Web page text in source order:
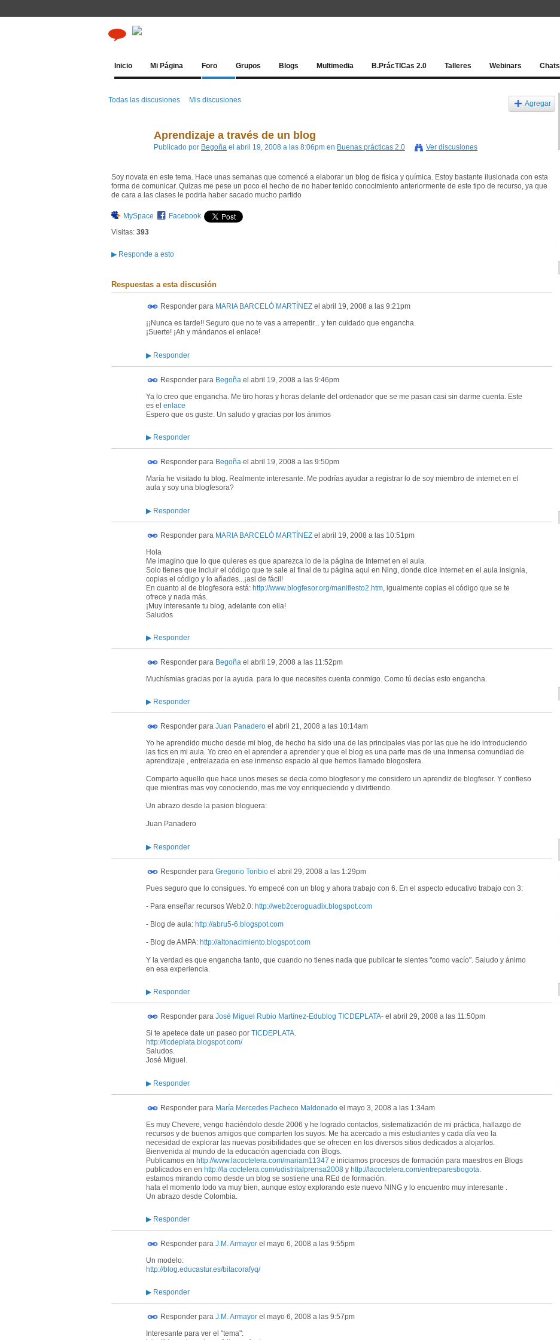
Inicio Mi Página Foro Grupos Blogs Multimedia B.PrácTICas 2.0 Talleres Webinars Chats
Todas las discusiones Mis discusiones Agregar
Aprendizaje a través de un blog
Publicado por Begoña el abril 19, 2008 a las 8:06pm en Buenas prácticas 2.0 Ver discusiones
Soy novata en este tema. Hace unas semanas que comencé a elaborar un blog de física y química. Estoy bastante ilusionada con esta
forma de comunicar. Quizas me pese un poco el hecho de no haber tenido conocimiento anteriormente de este tipo de recurso, ya que
de cara a las clases le podria haber sacado mucho partido
MySpace
Facebook
Visitas: 393
▶ Responde a esto
Respuestas a esta discusión
Responder para MARIA BARCELÓ MARTÍNEZ el abril 19, 2008 a las 9:21pm
¡¡Nunca es tarde!! Seguro que no te vas a arrepentir... y ten cuidado que engancha.
¡Suerte! ¡Ah y mándanos el enlace!
▶ Responder
Responder para Begoña el abril 19, 2008 a las 9:46pm
Ya lo creo que engancha. Me tiro horas y horas delante del ordenador que se me pasan casi sin darme cuenta. Este
es el enlace
Espero que os guste. Un saludo y gracias por los ánimos
▶ Responder
Responder para Begoña el abril 19, 2008 a las 9:50pm
María he visitado tu blog. Realmente interesante. Me podrías ayudar a registrar lo de soy miembro de internet en el
aula y soy una blogfesora?
▶ Responder
Responder para MARIA BARCELÓ MARTÍNEZ el abril 19, 2008 a las 10:51pm
Hola
Me imagino que lo que quieres es que aparezca lo de la página de Internet en el aula.
Solo tienes que incluir el código que te sale al final de tu página aqui en Ning, donde dice Internet en el aula insignia,
copias el código y lo añades...¡asi de fácil!
En cuanto al de blogfesora está: http://www.blogfesor.org/manifiesto2.htm , igualmente copias el código que se te
ofrece y nada más.
¡Muy interesante tu blog, adelante con ella!
Saludos
▶ Responder
Responder para Begoña el abril 19, 2008 a las 11:52pm
Muchísmias gracias por la ayuda. para lo que necesites cuenta conmigo. Como tú decías esto engancha.
▶ Responder
Responder para Juan Panadero el abril 21, 2008 a las 10:14am
Yo he aprendido mucho desde mi blog, de hecho ha sido una de las principales vias por las que he ido introduciendo
las tics en mi aula. Yo creo en el aprender a aprender y que el blog es una parte mas de una inmensa comundiad de
aprendizaje , entrelazada en ese inmenso espacio al que hemos llamado blogosfera.
Comparto aquello que hace unos meses se decia como blogfesor y me considero un aprendiz de blogfesor. Y confieso
que mientras mas voy conociendo, mas me voy enriqueciendo y divirtiendo.
Un abrazo desde la pasion bloguera:
Juan Panadero
▶ Responder
Responder para Gregorio Toribio el abril 29, 2008 a las 1:29pm
Pues seguro que lo consigues. Yo empecé con un blog y ahora trabajo con 6. En el aspecto educativo trabajo con 3:
- Para enseñar recursos Web2.0: http://web2ceroguadix.blogspot.com
- Blog de aula: http://abru5-6.blogspot.com
- Blog de AMPA: http://altonacimiento.blogspot.com
Y la verdad es que engancha tanto, que cuando no tienes nada que publicar te sientes "como vacío". Saludo y ánimo
en esa experiencia.
▶ Responder
Responder para José Miguel Rubio Martínez-Edublog TICDEPLATA- el abril 29, 2008 a las 11:50pm
Si te apetece date un paseo por TICDEPLATA.
http://ticdeplata.blogspot.com/
Saludos.
José Miguel.
▶ Responder
Responder para María Mercedes Pacheco Maldonado el mayo 3, 2008 a las 1:34am
Es muy Chevere, vengo haciéndolo desde 2006 y he logrado contactos, sistematización de mi práctica, hallazgo de
recursos y de buenos amigos que comparten los suyos. Me ha acercado a mis estudiantes y cada día veo la
necesidad de explorar las nuevas posibilidades que se ofrecen en los diversos sitios dedicados a alojarlos.
Bienvenida al mundo de la educación agenciada con Blogs.
Publicamos en http://www.lacoctelera.com/mariam11347 e iniciamos procesos de formación para maestros en Blogs
publicados en en http://la coctelera.com/udistritalprensa2008 y http://lacoctelera.com/entreparesbogota
estamos mirando como desde un blog se sostiene una REd de formación.
hata el momento todo va muy bien, aunque estoy explorando este nuevo NING y lo encuentro muy interesante .
Un abrazo desde Colombia.
▶ Responder
Responder para J.M. Armayor el mayo 6, 2008 a las 9:55pm
Un modelo:
http://blog.educastur.es/bitacorafyq/
▶ Responder
Responder para J.M. Armayor el mayo 6, 2008 a las 9:57pm
Interesante para ver el "tema":